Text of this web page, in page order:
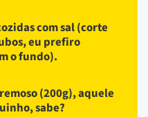
com sal (corte
eu prefiro
o fundo).
(200g), aquele
sabe?